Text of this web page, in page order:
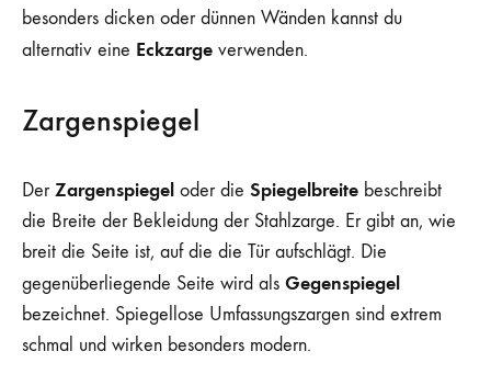
besonders dicken oder dünnen Wänden kannst du
alternativ eine Eckzarge verwenden.
Zargenspiegel
DerZargenspiegel oder die Spiegelbreite beschreibt
die Breite der Bekleidung der Stahlzarge. Er gibt an, wie
breit die Seite ist, auf die die Tür aufschlägt. Die
gegenüberliegende Seite wird als Gegenspiegel
bezeichnet. Spiegellose Umfassungszargen sind extrem
schmal und wirken besonders modern.